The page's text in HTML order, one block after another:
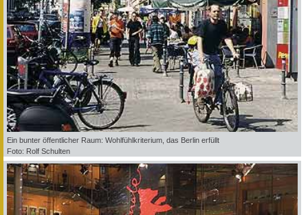
Ein bunter öffentlicher Raum: Wohlfühlkriterium, das Berlin erfüllt
Foto: Rolf Schulten